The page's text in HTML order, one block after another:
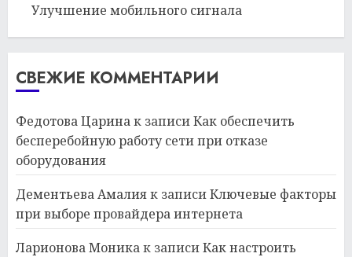
Улучшение мобильного сигнала
СВЕЖИЕ КОММЕНТАРИИ
Федотова Царинак записиКак обеспечить
бесперебойную работу сети при отказе
оборудования
Дементьева Амалияк записиКлючевые факторы
при выборе провайдера интернета
Ларионова Моникак записиКак настроить